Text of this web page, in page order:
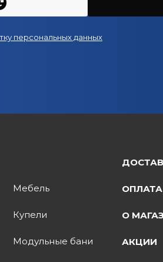
персональных данных
Мебель
Купели
Модульные бани
О
АКЦИИ